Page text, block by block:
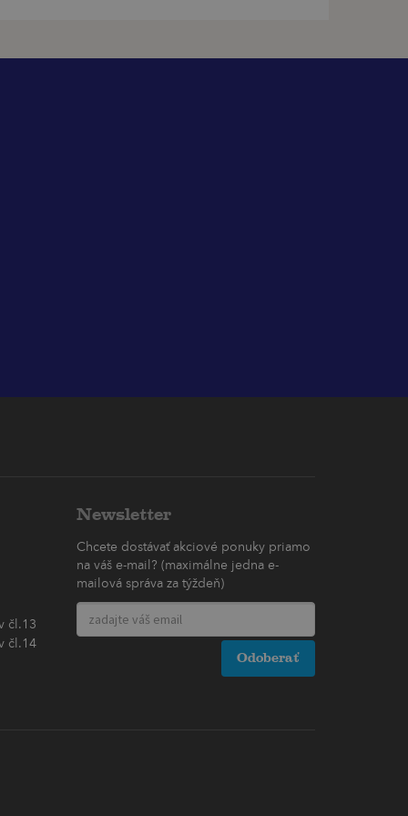
čl.13
čl.14
Newsletter
Chcete dostávať akciové ponuky priamo
na váš e-mail? (maximálne jedna e-
mailová správa za týždeň)
Odoberať